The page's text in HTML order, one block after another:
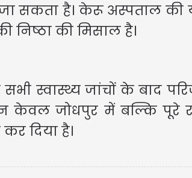
सकता है। केरू अस्पताल की
निष्ठा की मिसाल है।
स्वास्थ्य जांचों के बाद
केवल जोधपुर में बल्कि पूरे
दिया है।